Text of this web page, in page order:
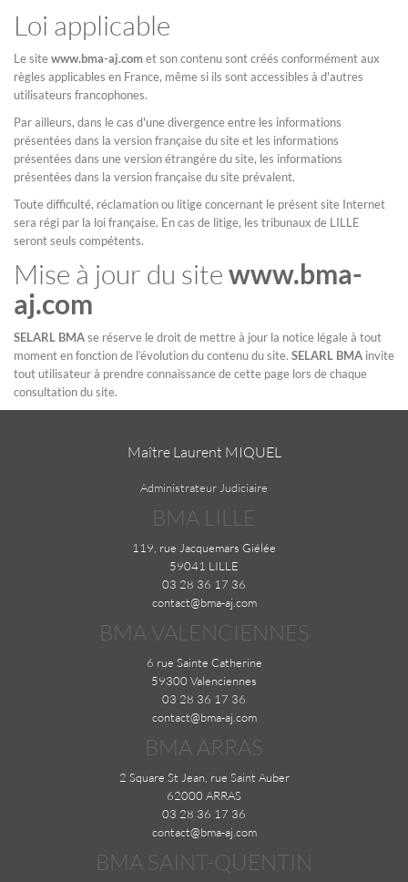
Loi applicable
Le sitewww.bma-aj.comet son contenu sont créés conformément aux
règles applicables en France, même si ils sont accessibles à d'autres
utilisateurs francophones.
Par ailleurs, dans le cas d'une divergence entre les informations
présentées dans la version française du site et les informations
présentées dans une version étrangére du site, les informations
présentées dans la version française du site prévalent.
Toute difficulté, réclamation ou litige concernant le présent site Internet
sera régi par la loi française. En cas de litige, les tribunaux de LILLE
seront seuls compétents.
Mise à jour du sitewww.bma-
aj.com
SELARL BMAse réserve le droit de mettre à jour la notice légale à tout
moment en fonction de l’évolution du contenu du site. SELARL BMA invite
tout utilisateur à prendre connaissance de cette page lors de chaque
consultation du site.
Maître Laurent MIQUEL
Administrateur Judiciaire
BMA LILLE
119, rue Jacquemars Giélée
59041 LILLE
03 28 36 17 36
contact@bma-aj.com
BMA VALENCIENNES
6 rue Sainte Catherine
59300 Valenciennes
03 28 36 17 36
contact@bma-aj.com
BMA ARRAS
2 Square St Jean, rue Saint Auber
62000 ARRAS
03 28 36 17 36
contact@bma-aj.com
BMA SAINT-QUENTIN